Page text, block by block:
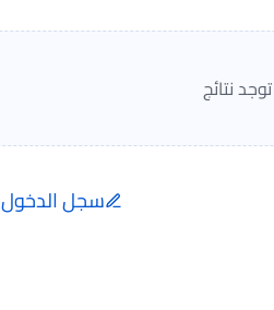
نتائج
سجل الدخول